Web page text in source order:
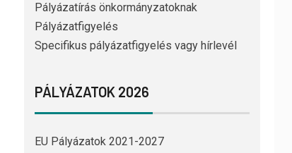
Pályázatírás önkormányzatoknak
Pályázatfigyelés
Specifikus pályázatfigyelés vagy hírlevél
PÁLYÁZATOK 2026
EU Pályázatok 2021-2027